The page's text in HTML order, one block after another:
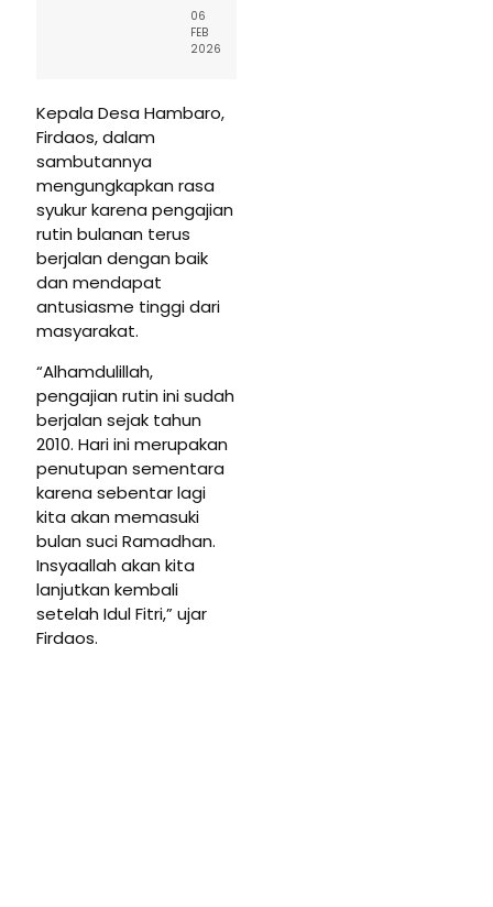
06
FEB
2026
Kepala Desa Hambaro,
Firdaos, dalam
sambutannya
mengungkapkan rasa
syukur karena pengajian
rutin bulanan terus
berjalan dengan baik
dan mendapat
antusiasme tinggi dari
masyarakat.
“Alhamdulillah,
pengajian rutin ini sudah
berjalan sejak tahun
2010. Hari ini merupakan
penutupan sementara
karena sebentar lagi
kita akan memasuki
bulan suci Ramadhan.
Insyaallah akan kita
lanjutkan kembali
setelah Idul Fitri,” ujar
Firdaos.